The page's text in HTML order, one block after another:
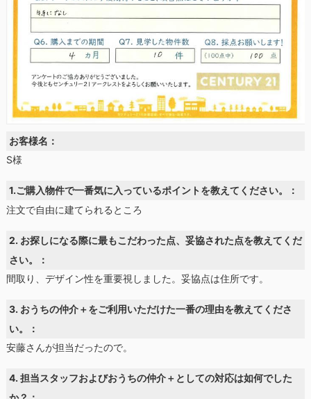
お客様名：
S様
1.ご購入物件で一番気に入っているポイントを教えてください。：
注文で自由に建てられるところ
2. お探しになる際に最もこだわった点、妥協された点を教えてくだ
さい。：
間取り、デザイン性を重要視しました。妥協点は住所です。
3. おうちの仲介＋をご利用いただけた一番の理由を教えてくださ
い。：
安藤さんが担当だったので。
4. 担当スタッフおよびおうちの仲介＋としての対応は如何でした